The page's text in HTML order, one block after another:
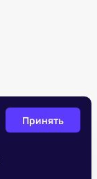
Принять